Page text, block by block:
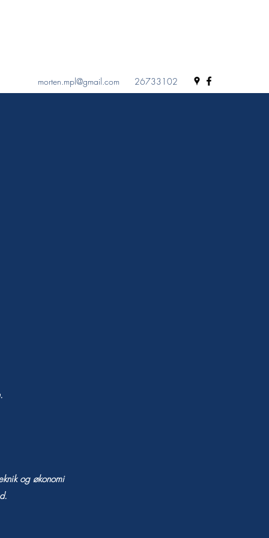
morten.mpl@gmail.com 26733102
og økonomi